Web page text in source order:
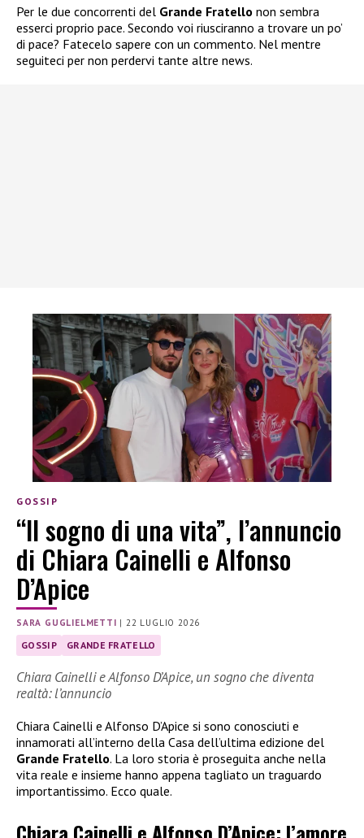
Per le due concorrenti del Grande Fratello non sembra
esserci proprio pace. Secondo voi riusciranno a trovare un po’
di pace? Fatecelo sapere con un commento. Nel mentre
seguiteci per non perdervi tante altre news.
GOSSIP
“Il sogno di una vita”, l’annuncio
di Chiara Cainelli e Alfonso
D’Apice
SARA GUGLIELMETTI | 22 LUGLIO 2026
GOSSIP GRANDE FRATELLO
Chiara Cainelli e Alfonso D’Apice, un sogno che diventa
realtà: l’annuncio
Chiara Cainelli e Alfonso D’Apice si sono conosciuti e
innamorati all’interno della Casa dell’ultima edizione del
Grande Fratello. La loro storia è proseguita anche nella
vita reale e insieme hanno appena tagliato un traguardo
importantissimo. Ecco quale.